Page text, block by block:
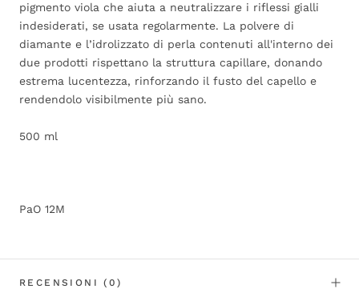
pigmento viola che aiuta a neutralizzare i riflessi gialli
indesiderati, se usata regolarmente. La polvere di
diamante e l’idrolizzato di perla contenuti all'interno dei
due prodotti rispettano la struttura capillare, donando
estrema lucentezza, rinforzando il fusto del capello e
rendendolo visibilmente più sano.
500 ml
PaO 12M
RECENSIONI(0)